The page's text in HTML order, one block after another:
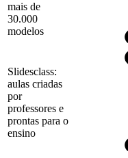
mais de
30.000
modelos
Slidesclass:
aulas criadas
por
professores e
prontas para o
ensino